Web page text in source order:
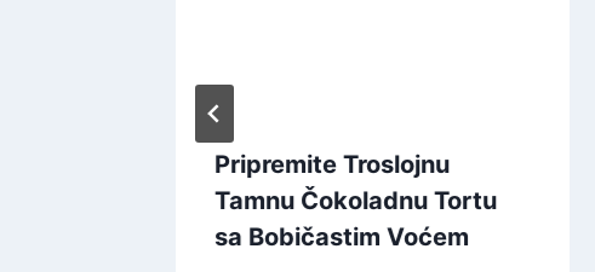
Pripremite Troslojnu
Tamnu Čokoladnu Tortu
sa Bobičastim Voćem